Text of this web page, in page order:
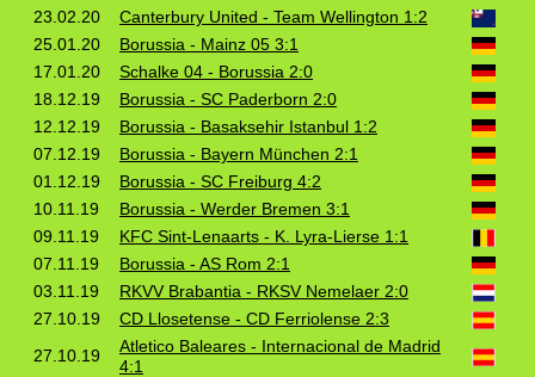
23.02.20
Canterbury United - Team Wellington 1:2
25.01.20
Borussia - Mainz 05 3:1
17.01.20
Schalke 04 - Borussia 2:0
18.12.19
Borussia - SC Paderborn 2:0
12.12.19
Borussia - Basaksehir Istanbul 1:2
07.12.19
Borussia - Bayern München 2:1
01.12.19
Borussia - SC Freiburg 4:2
10.11.19
Borussia - Werder Bremen 3:1
09.11.19
KFC Sint‑Lenaarts - K. Lyra‑Lierse 1:1
07.11.19
Borussia - AS Rom 2:1
03.11.19
RKVV Brabantia - RKSV Nemelaer 2:0
27.10.19
CD Llosetense - CD Ferriolense 2:3
27.10.19
Atletico Baleares - Internacional de Madrid
4:1